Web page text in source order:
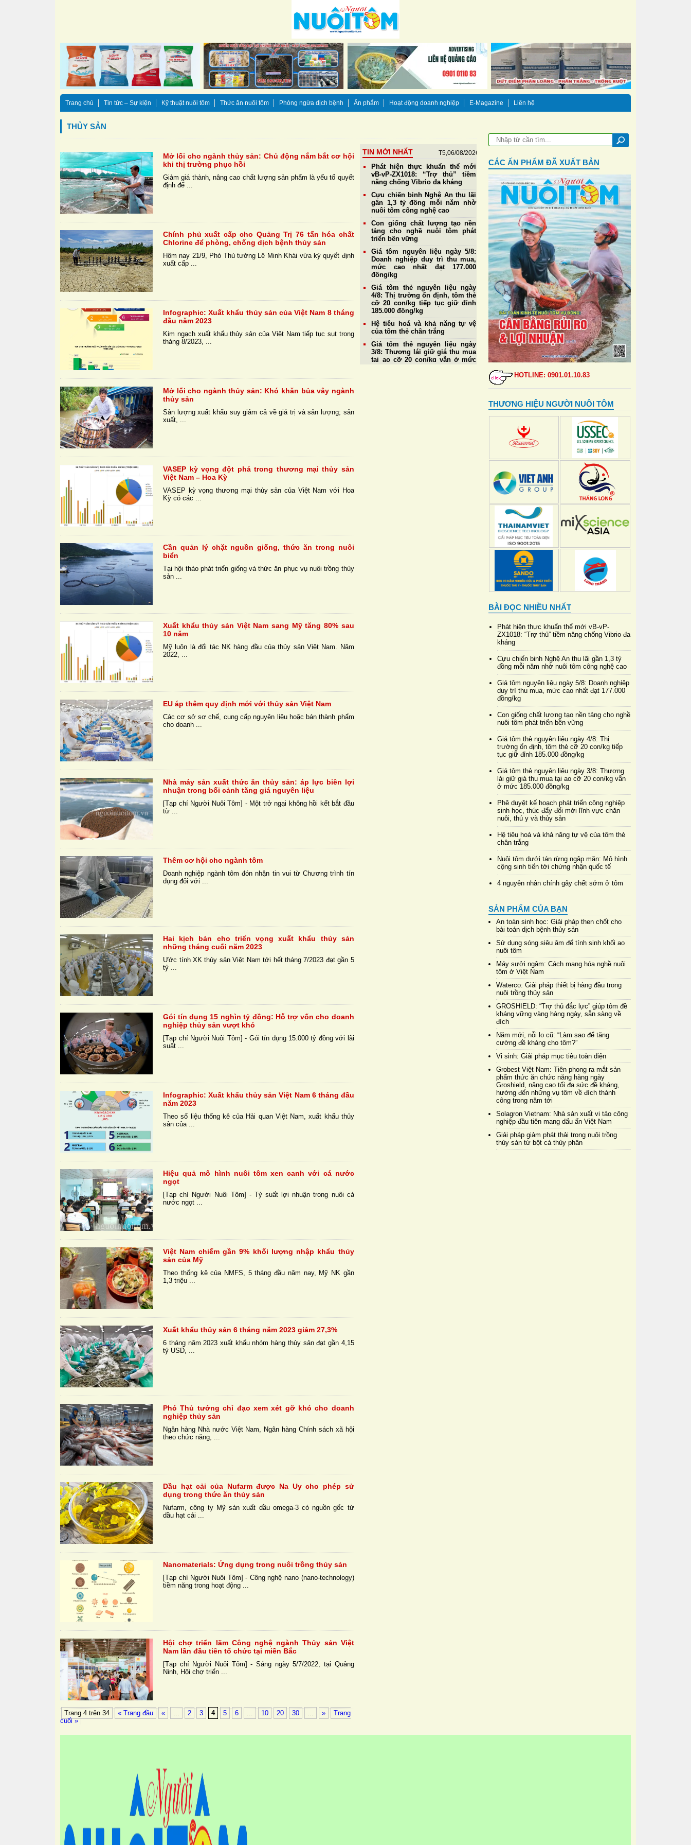
Trang chủ Tin tức – Sự kiện Kỹ thuật nuôi tôm Thức ăn nuôi tôm Phòng ngừa dịch bệnh Ấn phẩm Hoạt động doanh nghiệp E-Magazine Liên hệ
THỦY SẢN
Mở lối cho ngành thủy sản: Chủ động nắm bắt cơ hội
khi thị trường phục hồi
Giảm giá thành, nâng cao chất lượng sản phẩm là yếu tố quyết
định để ...
Chính phủ xuất cấp cho Quảng Trị 76 tấn hóa chất
Chlorine để phòng, chống dịch bệnh thủy sản
Hôm nay 21/9, Phó Thủ tướng Lê Minh Khái vừa ký quyết định
xuất cấp ...
Infographic: Xuất khẩu thủy sản của Việt Nam 8 tháng
đầu năm 2023
Kim ngạch xuất khẩu thủy sản của Việt Nam tiếp tục sụt trong
tháng 8/2023, ...
Mở lối cho ngành thủy sản: Khó khăn bủa vây ngành
thủy sản
Sản lượng xuất khẩu suy giảm cả về giá trị và sản lượng; sản
xuất, ...
VASEP kỳ vọng đột phá trong thương mại thủy sản
Việt Nam – Hoa Kỳ
VASEP kỳ vọng thương mại thủy sản của Việt Nam với Hoa
Kỳ có các ...
Cần quản lý chặt nguồn giống, thức ăn trong nuôi
biển
Tại hội thảo phát triển giống và thức ăn phục vụ nuôi trồng thủy
sản ...
Xuất khẩu thủy sản Việt Nam sang Mỹ tăng 80% sau
10 năm
Mỹ luôn là đối tác NK hàng đầu của thủy sản Việt Nam. Năm
2022, ...
EU áp thêm quy định mới với thủy sản Việt Nam
Các cơ sở sơ chế, cung cấp nguyên liệu hoặc bán thành phẩm
cho doanh ...
Nhà máy sản xuất thức ăn thủy sản: áp lực biên lợi
nhuận trong bối cảnh tăng giá nguyên liệu
[Tạp chí Người Nuôi Tôm] - Một trở ngại không hồi kết bắt đầu
từ ...
Thêm cơ hội cho ngành tôm
Doanh nghiệp ngành tôm đón nhận tin vui từ Chương trình tín
dụng đối với ...
Hai kịch bản cho triển vọng xuất khẩu thủy sản
những tháng cuối năm 2023
Ước tính XK thủy sản Việt Nam tới hết tháng 7/2023 đạt gần 5
tỷ ...
Gói tín dụng 15 nghìn tỷ đồng: Hỗ trợ vốn cho doanh
nghiệp thủy sản vượt khó
[Tạp chí Người Nuôi Tôm] - Gói tín dụng 15.000 tỷ đồng với lãi
suất ...
Infographic: Xuất khẩu thủy sản Việt Nam 6 tháng đầu
năm 2023
Theo số liệu thống kê của Hải quan Việt Nam, xuất khẩu thủy
sản của ...
Hiệu quả mô hình nuôi tôm xen canh với cá nước
ngọt
[Tạp chí Người Nuôi Tôm] - Tỷ suất lợi nhuận trong nuôi cá
nước ngọt ...
Việt Nam chiếm gần 9% khối lượng nhập khẩu thủy
sản của Mỹ
Theo thống kê của NMFS, 5 tháng đầu năm nay, Mỹ NK gần
1,3 triệu ...
Xuất khẩu thủy sản 6 tháng năm 2023 giảm 27,3%
6 tháng năm 2023 xuất khẩu nhóm hàng thủy sản đạt gần 4,15
tỷ USD, ...
Phó Thủ tướng chỉ đạo xem xét gỡ khó cho doanh
nghiệp thủy sản
Ngân hàng Nhà nước Việt Nam, Ngân hàng Chính sách xã hội
theo chức năng, ...
Dầu hạt cải của Nufarm được Na Uy cho phép sử
dụng trong thức ăn thủy sản
Nufarm, công ty Mỹ sản xuất dầu omega-3 có nguồn gốc từ
dầu hạt cải ...
Nanomaterials: Ứng dụng trong nuôi trồng thủy sản
[Tạp chí Người Nuôi Tôm] - Công nghệ nano (nano-technology)
tiềm năng trong hoạt động ...
Hội chợ triển lãm Công nghệ ngành Thủy sản Việt
Nam lần đầu tiên tổ chức tại miền Bắc
[Tạp chí Người Nuôi Tôm] - Sáng ngày 5/7/2022, tại Quảng
Ninh, Hội chợ triển ...
Trang 4 trên 34 « Trang đầu « ... 2 3 4 5 6 ... 10 20 30 ... »
Trang
cuối »
TIN MỚI NHẤT T5,06/08/2026
Phát hiện thực khuẩn thể mới
vB-vP-ZX1018: “Trợ thủ” tiềm
năng chống Vibrio đa kháng
Cựu chiến binh Nghệ An thu lãi
gần 1,3 tỷ đồng mỗi năm nhờ
nuôi tôm công nghệ cao
Con giống chất lượng tạo nền
tảng cho nghề nuôi tôm phát
triển bền vững
Giá tôm nguyên liệu ngày 5/8:
Doanh nghiệp duy trì thu mua,
mức cao nhất đạt 177.000
đồng/kg
Giá tôm thẻ nguyên liệu ngày
4/8: Thị trường ổn định, tôm thẻ
cỡ 20 con/kg tiếp tục giữ đỉnh
185.000 đồng/kg
Hệ tiêu hoá và khả năng tự vệ
của tôm thẻ chân trắng
Giá tôm thẻ nguyên liệu ngày
3/8: Thương lái giữ giá thu mua
tại ao cỡ 20 con/kg vẫn ở mức
CÁC ẤN PHẨM ĐÃ XUẤT BẢN
HOTLINE: 0901.01.10.83
THƯƠNG HIỆU NGƯỜI NUÔI TÔM
BÀI ĐỌC NHIỀU NHẤT
Phát hiện thực khuẩn thể mới vB-vP-
ZX1018: “Trợ thủ” tiềm năng chống Vibrio đa
kháng
Cựu chiến binh Nghệ An thu lãi gần 1,3 tỷ
đồng mỗi năm nhờ nuôi tôm công nghệ cao
Giá tôm nguyên liệu ngày 5/8: Doanh nghiệp
duy trì thu mua, mức cao nhất đạt 177.000
đồng/kg
Con giống chất lượng tạo nền tảng cho nghề
nuôi tôm phát triển bền vững
Giá tôm thẻ nguyên liệu ngày 4/8: Thị
trường ổn định, tôm thẻ cỡ 20 con/kg tiếp
tục giữ đỉnh 185.000 đồng/kg
Giá tôm thẻ nguyên liệu ngày 3/8: Thương
lái giữ giá thu mua tại ao cỡ 20 con/kg vẫn
ở mức 185.000 đồng/kg
Phê duyệt kế hoạch phát triển công nghiệp
sinh học, thúc đẩy đổi mới lĩnh vực chăn
nuôi, thú y và thủy sản
Hệ tiêu hoá và khả năng tự vệ của tôm thẻ
chân trắng
Nuôi tôm dưới tán rừng ngập mặn: Mô hình
cộng sinh tiến tới chứng nhận quốc tế
4 nguyên nhân chính gây chết sớm ở tôm
SẢN PHẨM CỦA BẠN
An toàn sinh học: Giải pháp then chốt cho
bài toán dịch bệnh thủy sản
Sử dụng sóng siêu âm để tính sinh khối ao
nuôi tôm
Máy sưởi ngâm: Cách mạng hóa nghề nuôi
tôm ở Việt Nam
Waterco: Giải pháp thiết bị hàng đầu trong
nuôi trồng thủy sản
GROSHIELD: “Trợ thủ đắc lực” giúp tôm đề
kháng vững vàng hàng ngày, sẵn sàng về
đích
Năm mới, nỗi lo cũ: “Làm sao để tăng
cường đề kháng cho tôm?”
Vi sinh: Giải pháp mục tiêu toàn diện
Grobest Việt Nam: Tiên phong ra mắt sản
phẩm thức ăn chức năng hàng ngày
Groshield, nâng cao tối đa sức đề kháng,
hướng đến những vụ tôm về đích thành
công trong năm tới
Solagron Vietnam: Nhà sản xuất vi tảo công
nghiệp đầu tiên mang dấu ấn Việt Nam
Giải pháp giảm phát thải trong nuôi trồng
thủy sản từ bột cá thủy phân